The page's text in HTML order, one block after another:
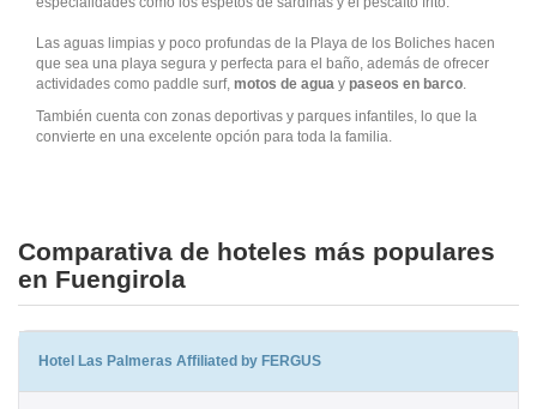
Las aguas limpias y poco profundas de la Playa de los Boliches hacen
que sea una playa segura y perfecta para el baño, además de ofrecer
actividades como paddle surf, motos de agua y paseos en barco.
También cuenta con zonas deportivas y parques infantiles, lo que la
convierte en una excelente opción para toda la familia.
Comparativa de hoteles más populares
en Fuengirola
Hotel Las Palmeras Affiliated by FERGUS